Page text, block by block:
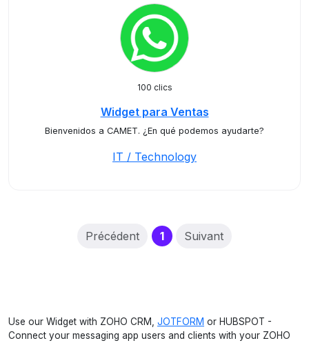
100 clics
Widget para Ventas
Bienvenidos a CAMET. ¿En qué podemos ayudarte?
IT / Technology
Précédent 1(current)
Suivant
Use our Widget with ZOHO CRM, JOTFORM or HUBSPOT -
Connect your messaging app users and clients with your ZOHO